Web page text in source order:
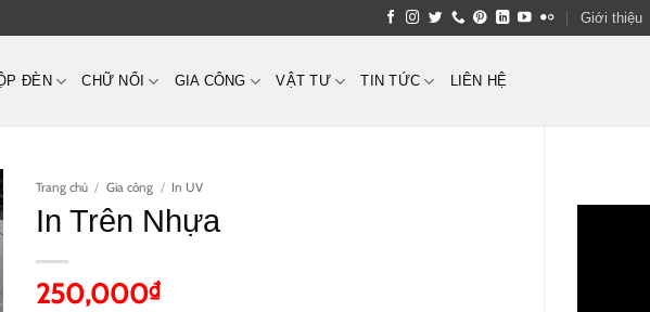
Giới thiệu
ĐÈN CHỮ NỔI GIA CÔNG VẬT TƯ TIN TỨC LIÊN HỆ
Trang chủ / Gia công / In UV
In Trên Nhựa
250,000₫